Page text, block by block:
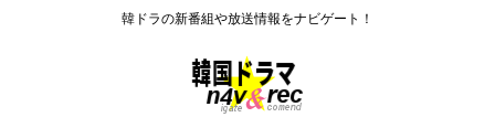
韓ドラの新番組や放送情報をナビゲート！